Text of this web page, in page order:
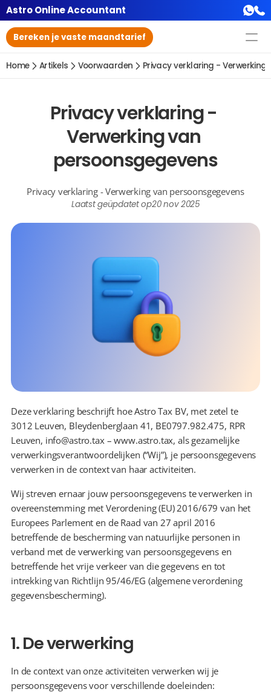
Astro Online Accountant
Bereken je vaste maandtarief
Home Artikels Voorwaarden Privacy verklaring -
Privacy verklaring -
Verwerking van
persoonsgegevens
Privacy verklaring - Verwerking van persoonsgegevens
Laatst geüpdatet op20 nov 2025
Deze verklaring beschrijft hoe Astro Tax BV, met zetel te
3012 Leuven, Bleydenberglaan 41, BE0797.982.475, RPR
Leuven, info@astro.tax – www.astro.tax, als gezamelijke
verwerkingsverantwoordelijken (“Wij”), je persoonsgegevens
verwerken in de context van haar activiteiten.
Wij streven ernaar jouw persoonsgegevens te verwerken in
overeenstemming met Verordening (EU) 2016/679 van het
Europees Parlement en de Raad van 27 april 2016
betreffende de bescherming van natuurlijke personen in
verband met de verwerking van persoonsgegevens en
betreffende het vrije verkeer van die gegevens en tot
intrekking van Richtlijn 95/46/EG (algemene verordening
gegevensbescherming).
1. De verwerking
In de context van onze activiteiten verwerken wij je
persoonsgegevens voor verschillende doeleinden: